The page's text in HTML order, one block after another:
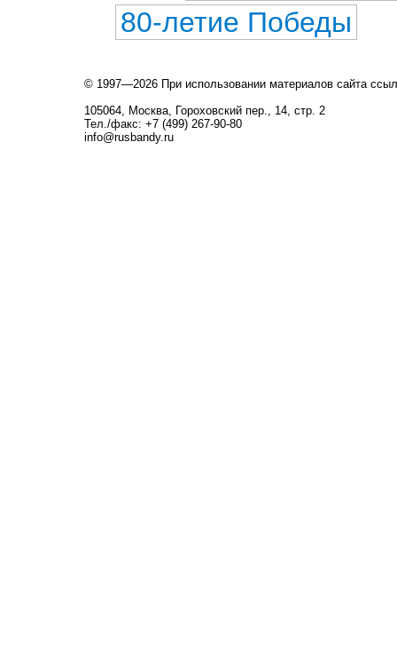
80-летие Победы
© 1997—2026 При использовании материалов сайта
105064, Москва, Гороховский пер., 14, стр. 2
Тел./факс: +7 (499) 267-90-80
info@rusbandy.ru